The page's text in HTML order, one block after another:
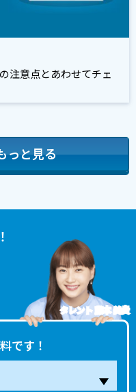
注意点とあわせてチェ
っと見る
です！
タレント 藤本 美貴